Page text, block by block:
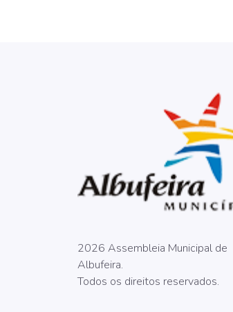
2026 Assembleia Municipal de
Albufeira.
Todos os direitos reservados.